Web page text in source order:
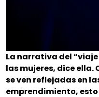
La narrativa del
las mujeres, dice
se ven reflejadas en
emprendimiento,